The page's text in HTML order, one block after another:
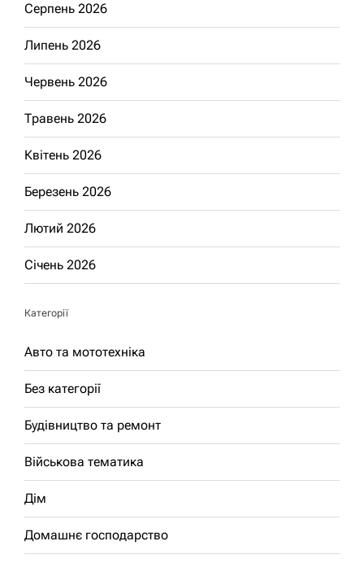
Серпень 2026
Липень 2026
Червень 2026
Травень 2026
Квітень 2026
Березень 2026
Лютий 2026
Січень 2026
Категорії
Авто та мототехніка
Без категорії
Будівництво та ремонт
Військова тематика
Дім
Домашнє господарство